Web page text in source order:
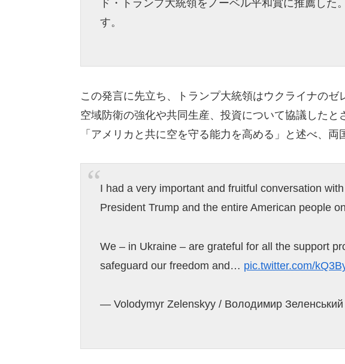
ド・トランプ大統領をノーベル平和賞に推薦した
す。
この発言に先立ち、トランプ大統領はウクライナのゼ
空域防衛の強化や共同生産、投資について協議した
「アメリカと共に空を守る能力を高める」と述べ、両
I had a very important and fruitful conversation with
President Trump and the entire American people
We – in Ukraine – are grateful for all the support
safeguard our freedom and… pic.twitter.com/
— Volodymyr Zelenskyy / Володимир